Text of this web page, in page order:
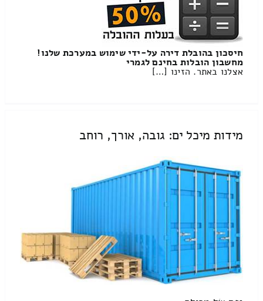
חיסכון בהובלת דירה על-ידי שימוש במערכת שלנו!
מחשבון הובלות בחינם לגמרי
אצלנו באתר. הזינו […]
מידות מיכל ים: גובה, אורך, רוחב